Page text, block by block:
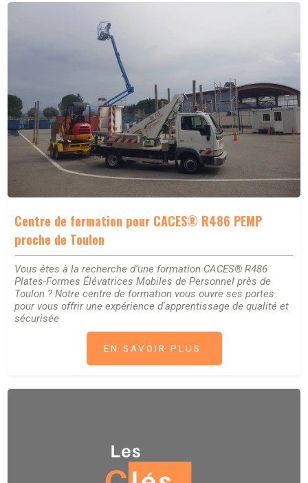
Centre de formation pour CACES® R486 PEMP
proche de Toulon
Vous êtes à la recherche d'une formation CACES® R486
Plates-Formes Élévatrices Mobiles de Personnel près de
Toulon ? Notre centre de formation vous ouvre ses portes
pour vous offrir une expérience d'apprentissage de qualité et
sécurisée
EN SAVOIR PLUS